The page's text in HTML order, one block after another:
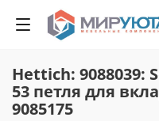
Hettich: 9088039:
53 петля для
9085175